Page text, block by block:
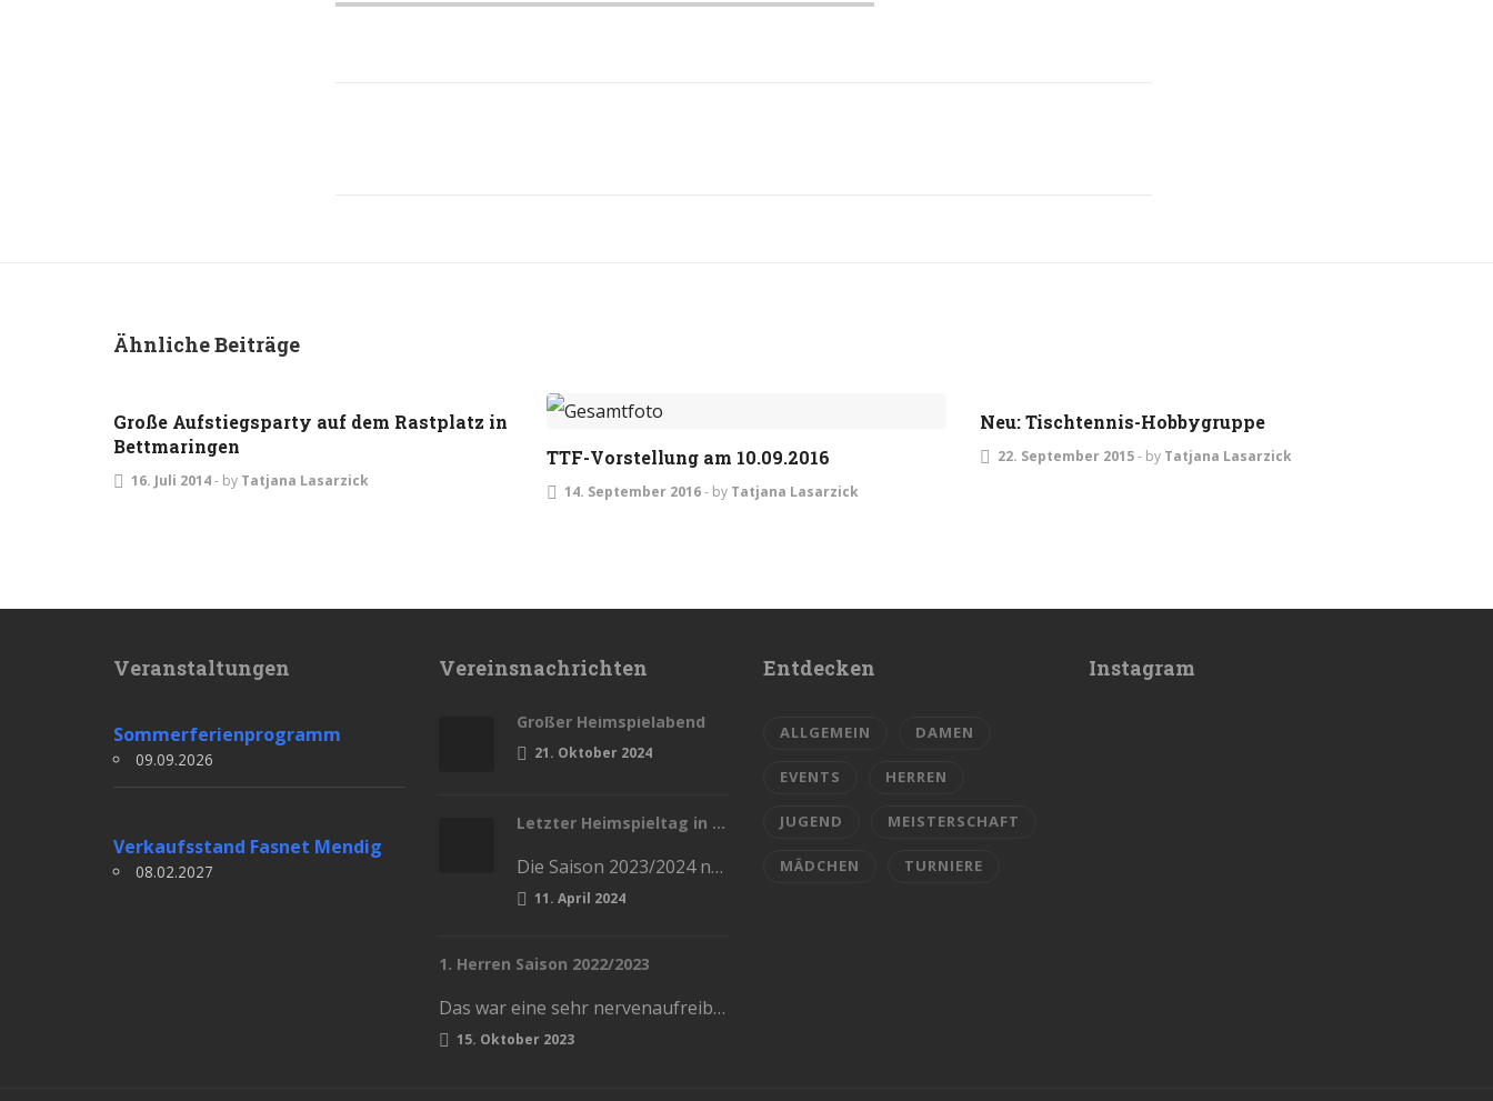
Ähnliche Beiträge
ALLGEMEIN EVENTS
Große Aufstiegsparty auf dem Rastplatz in
Bettmaringen
16. Juli 2014- by Tatjana Lasarzick
TTF-Vorstellung am 10.09.2016
14. September 2016- by Tatjana Lasarzick
Neu: Tischtennis-Hobbygruppe
22. September 2015- by Tatjana Lasarzick
Veranstaltungen
Sommerferienprogramm
09.09.2026
Verkaufsstand Fasnet Mendig
08.02.2027
Vereinsnachrichten
Großer Heimspielabend
21. Oktober 2024
Letzter Heimspieltag in dieser Saison
Die Saison 2023/2024 naht sich dem Ende. Diesen Samstag haben wir die letzten Heimspiele in der Stadthalle. Kommt und lasst…
11. April 2024
1. Herren Saison 2022/2023
Das war eine sehr nervenaufreiben und kräftezerrende Saison. Mit einem Ende, womit wir nicht gerechnet hatten. Die Vorrunde schlossen wir…
15. Oktober 2023
Entdecken
ALLGEMEIN DAMEN
EVENTS HERREN
JUGEND MEISTERSCHAFT
MÄDCHEN TURNIERE
Instagram